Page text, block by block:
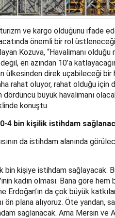
turizm ve kargo olduğunu ifade
önemli bir rol
Kozuva, “Havalimanı
en azından 10’a
ülkesinden direk uçabileceği bir
rahat oluyor, rahat olduğu için
dördüncü büyük havalimanı
konuştu.
4 bin kişilik istihdam
da istihdam alanında
bin kişiye istihdam sağlayacak.
kadın olması. Bana göre
Erdoğan’ın da çok büyük
ön plana alıyoruz. Öte yandan,
sağlanacak. Ama Mersin ve